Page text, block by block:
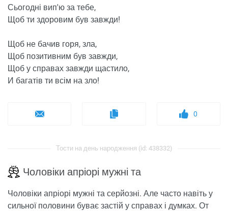
Сьогодні вип'ю за тебе,
Щоб ти здоровим був завжди!
Щоб не бачив горя, зла,
Щоб позитивним був завжди,
Щоб у справах завжди щастило,
И багатів ти всім на зло!
0
Тости на день народження (id: 438332)
Чоловіки апріорі мужні та
Чоловіки апріорі мужні та серйозні. Але часто навіть у
сильної половини буває застій у справах і думках. От